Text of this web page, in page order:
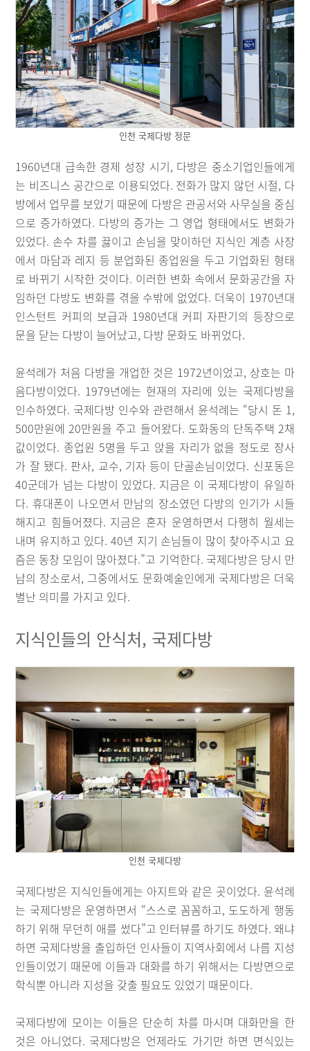
인천 국제다방 정문
1960년대 급속한 경제 성장 시기, 다방은 중소기업인들에게
는 비즈니스 공간으로 이용되었다. 전화가 많지 않던 시절, 다
방에서 업무를 보았기 때문에 다방은 관공서와 사무실을 중심
으로 증가하였다. 다방의 증가는 그 영업 형태에서도 변화가
있었다. 손수 차를 끓이고 손님을 맞이하던 지식인 계층 사장
에서 마담과 레지 등 분업화된 종업원을 두고 기업화된 형태
로 바뀌기 시작한 것이다. 이러한 변화 속에서 문화공간을 자
임하던 다방도 변화를 겪을 수밖에 없었다. 더욱이 1970년대
인스턴트 커피의 보급과 1980년대 커피 자판기의 등장으로
문을 닫는 다방이 늘어났고, 다방 문화도 바뀌었다.
윤석례가 처음 다방을 개업한 것은 1972년이었고, 상호는 마
음다방이었다. 1979년에는 현재의 자리에 있는 국제다방을
인수하였다. 국제다방 인수와 관련해서 윤석례는 “당시 돈 1,
500만원에 20만원을 주고 들어왔다. 도화동의 단독주택 2채
값이었다. 종업원 5명을 두고 앉을 자리가 없을 정도로 장사
가 잘 됐다. 판사, 교수, 기자 등이 단골손님이었다. 신포동은
40군데가 넘는 다방이 있었다. 지금은 이 국제다방이 유일하
다. 휴대폰이 나오면서 만남의 장소였던 다방의 인기가 시들
해지고 힘들어졌다. 지금은 혼자 운영하면서 다행히 월세는
내며 유지하고 있다. 40년 지기 손님들이 많이 찾아주시고 요
즘은 동창 모임이 많아졌다.”고 기억한다. 국제다방은 당시 만
남의 장소로서, 그중에서도 문화예술인에게 국제다방은 더욱
별난 의미를 가지고 있다.
지식인들의 안식처, 국제다방
인천 국제다방
국제다방은 지식인들에게는 아지트와 같은 곳이었다. 윤석례
는 국제다방은 운영하면서 “스스로 꼼꼼하고, 도도하게 행동
하기 위해 무던히 애를 썼다”고 인터뷰를 하기도 하였다. 왜냐
하면 국제다방을 출입하던 인사들이 지역사회에서 나름 지성
인들이었기 때문에 이들과 대화를 하기 위해서는 다방면으로
학식뿐 아니라 지성을 갖출 필요도 있었기 때문이다.
국제다방에 모이는 이들은 단순히 차를 마시며 대화만을 한
것은 아니었다. 국제다방은 언제라도 가기만 하면 면식있는